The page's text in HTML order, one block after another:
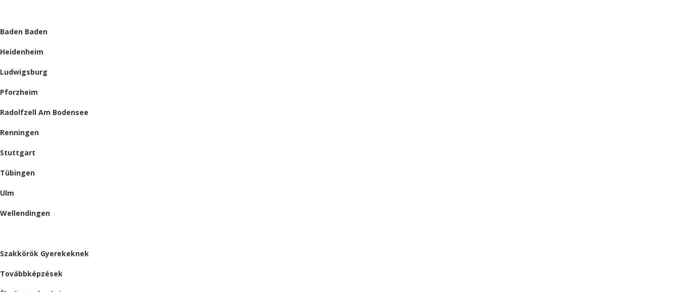
Baden Baden
Heidenheim
Ludwigsburg
Pforzheim
Radolfzell Am Bodensee
Renningen
Stuttgart
Tübingen
Ulm
Wellendingen
Szakkörök Gyerekeknek
Továbbképzések